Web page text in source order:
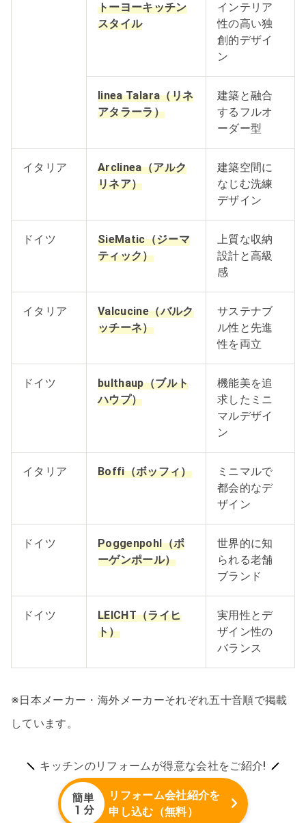
トーヨーキッチン
スタイル
インテリア
性の高い独
創的デザイ
ン
linea Talara（リネ
アタラーラ）
建築と融合
するフルオ
ーダー型
イタリア
Arclinea（アルク
リネア）
建築空間に
なじむ洗練
デザイン
ドイツ
SieMatic（ジーマ
ティック）
上質な収納
設計と高級
感
イタリア
Valcucine（バルク
ッチーネ）
サステナブ
ル性と先進
性を両立
ドイツ
bulthaup（ブルト
ハウプ）
機能美を追
求したミニ
マルデザイ
ン
イタリア Boffi（ボッフィ）
ミニマルで
都会的なデ
ザイン
ドイツ
Poggenpohl（ポ
ーゲンポール）
世界的に知
られる老舗
ブランド
ドイツ
LEICHT（ライヒ
ト）
実用性とデ
ザイン性の
バランス
※日本メーカー・海外メーカーそれぞれ五十音順で掲載
しています。
キッチンのリフォームが得意な会社をご紹介!
リフォーム会社紹介を
申し込む（無料）